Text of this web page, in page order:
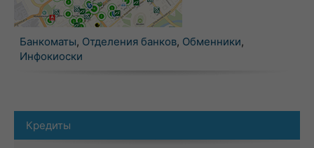
Банкоматы, Отделения банков, Обменники,
Инфокиоски
Кредиты